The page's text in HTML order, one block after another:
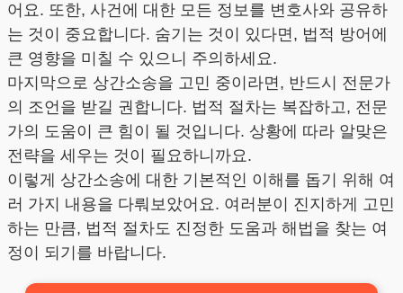
어요. 또한, 사건에 대한 모든 정보를 변호사와 공유하
는 것이 중요합니다. 숨기는 것이 있다면, 법적 방어에
큰 영향을 미칠 수 있으니 주의하세요.
마지막으로 상간소송을 고민 중이라면, 반드시 전문가
의 조언을 받길 권합니다. 법적 절차는 복잡하고, 전문
가의 도움이 큰 힘이 될 것입니다. 상황에 따라 알맞은
전략을 세우는 것이 필요하니까요.
이렇게 상간소송에 대한 기본적인 이해를 돕기 위해 여
러 가지 내용을 다뤄보았어요. 여러분이 진지하게 고민
하는 만큼, 법적 절차도 진정한 도움과 해법을 찾는 여
정이 되기를 바랍니다.